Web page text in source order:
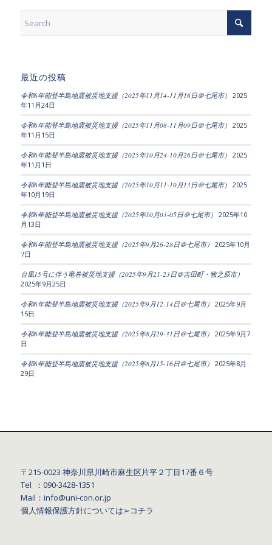
最近の投稿
令和6年能登半島地震被災地支援（2025年11月14-11月16日＠七尾市） 2025
年11月24日
令和6年能登半島地震被災地支援（2025年11月08-11月09日＠七尾市） 2025
年11月15日
令和6年能登半島地震被災地支援（2025年10月24-10月26日＠七尾市） 2025
年11月1日
令和6年能登半島地震被災地支援（2025年10月11-10月13日＠七尾市） 2025
年10月19日
令和6年能登半島地震被災地支援（2025年10月03-05日＠七尾市） 2025年10
月13日
令和6年能登半島地震被災地支援（2025年9月26-28日＠七尾市） 2025年10月
7日
台風15号に伴う竜巻被災地支援（2025年9月21-23日＠吉田町・牧之原市）
2025年9月25日
令和6年能登半島地震被災地支援（2025年9月12-14日＠七尾市） 2025年9月
15日
令和6年能登半島地震被災地支援（2025年8月29-31日＠七尾市） 2025年9月7
日
令和6年能登半島地震被災地支援（2025年8月15-16日＠七尾市） 2025年8月
29日
〒215-0023 神奈川県川崎市麻生区片平２丁目17番６号
Tel ：090-3428‐1351
Mail：info@uni-con.or.jp
個人情報保護方針については➢コチラ